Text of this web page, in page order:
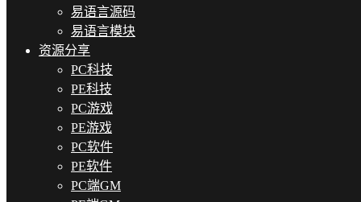
易语言源码
易语言模块
资源分享
PC科技
PE科技
PC游戏
PE游戏
PC软件
PE软件
PC端GM